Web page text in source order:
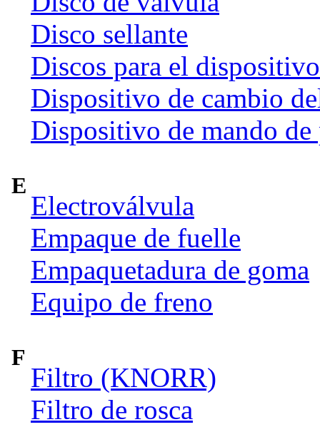
Disco sellante
Discos para el
Dispositivo de cambio
Dispositivo de mando de
E
Electroválvula
Empaque de fuelle
Empaquetadura de goma
Equipo de freno
F
Filtro (KNORR)
Filtro de rosca